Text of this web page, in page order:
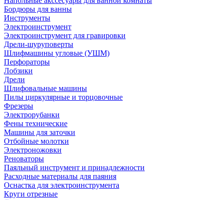
Бордюры для ванны
Инструменты
Электроинструмент
Электроинструмент для гравировки
Дрели-шуруповерты
Шлифмашины угловые (УШМ)
Перфораторы
Лобзики
Дрели
Шлифовальные машины
Пилы циркулярные и торцовочные
Фрезеры
Электрорубанки
Фены технические
Машины для заточки
Отбойные молотки
Электроножовки
Реноваторы
Паяльный инструмент и принадлежности
Расходные материалы для паяния
Оснастка для электроинструмента
Круги отрезные